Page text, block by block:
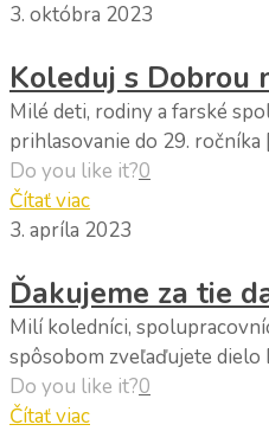
3. októbra 2023
Koleduj s Dobrou
Milé deti, rodiny a farské
prihlasovanie do 29. ročníka
Do you like it?0
Čítať viac
3. apríla 2023
Ďakujeme za tie
Milí koledníci,
spôsobom zveľaďujete dielo
Do you like it?0
Čítať viac